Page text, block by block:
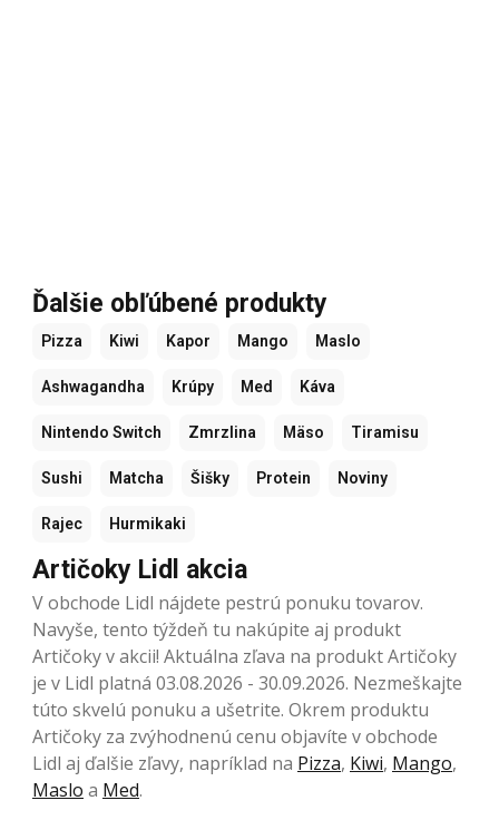
Ďalšie obľúbené produkty
Pizza Kiwi Kapor Mango Maslo
Ashwagandha Krúpy Med Káva
Nintendo Switch Zmrzlina Mäso Tiramisu
Sushi Matcha Šišky Protein Noviny
Rajec Hurmikaki
Artičoky Lidl akcia
V obchode Lidl nájdete pestrú ponuku tovarov.
Navyše, tento týždeň tu nakúpite aj produkt
Artičoky v akcii! Aktuálna zľava na produkt Artičoky
je v Lidl platná 03.08.2026 - 30.09.2026. Nezmeškajte
túto skvelú ponuku a ušetrite. Okrem produktu
Artičoky za zvýhodnenú cenu objavíte v obchode
Lidl aj ďalšie zľavy, napríklad na Pizza, Kiwi, Mango,
Maslo a Med.